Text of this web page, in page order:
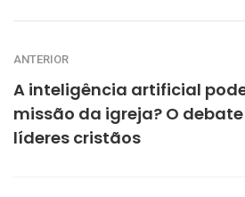
ANTERIOR
A inteligência artificial
missão da igreja? O
líderes cristãos